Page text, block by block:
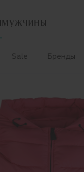
МУЖЧИНЫ
Sale Бренды